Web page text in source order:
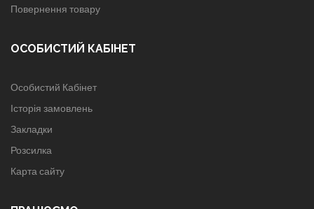
Повернення товару
ОСОБИСТИЙ КАБІНЕТ
Особистий Кабінет
Історія замовлень
Закладки
Розсилка
Карта сайту